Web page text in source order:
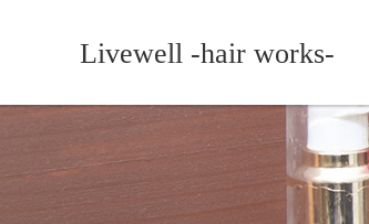
Livewell -hair works-